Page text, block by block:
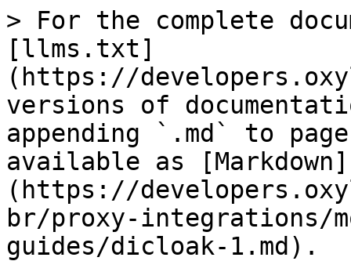
> For the complete
[llms.txt]
(https://
versions of
appending `.md` to
available as [Markdown]
(https://
br/proxy-integrations/
guides/dicloak-1.md).